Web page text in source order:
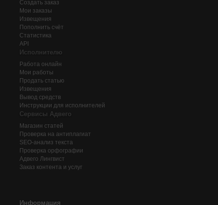
Создать заказ
Мои заказы
Извещения
Пополнить счёт
Статистика
API
Исполнителю
Работа онлайн
Мои работы
Продать статью
Извещения
Вывод средств
Инструкции для исполнителей
Сервисы Адвего
Магазин статей
Проверка на антиплагиат
SEO-анализ текста
Проверка орфографии
Адвего Лингвист
Заказ контента и услуг
Информация